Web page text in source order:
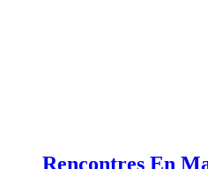
Rencontres En